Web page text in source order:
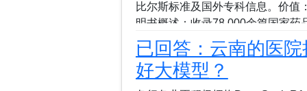
比尔斯标准及国外专科信息。价值
明书概述：收录78,000余篇国家药
篇FDA说明书及1,400余篇EMA集
种。妊娠哺乳用药概述：基于循证
供用药建议和文献参考。规模：
种。儿童用药概述：聚焦新生儿
已回答：云南的医
好大模型？